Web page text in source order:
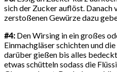
sich der Zucker auflöst. Danach
zerstoßenen Gewürze dazu
#4: Den Wirsing in ein großes
Einmachgläser schichten und
darüber gießen bis alles
etwas schütteln sodass die